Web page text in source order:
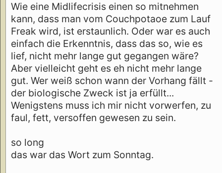
Wie eine Midlifecrisis einen so mitnehmen
kann, dass man vom Couchpotaoe zum Lauf
Freak wird, ist erstaunlich. Oder war es auch
einfach die Erkenntnis, dass das so, wie es
lief, nicht mehr lange gut gegangen wäre?
Aber vielleicht geht es eh nicht mehr lange
gut. Wer weiß schon wann der Vorhang fällt -
der biologische Zweck ist ja erfüllt...
Wenigstens muss ich mir nicht vorwerfen, zu
faul, fett, versoffen gewesen zu sein.
so long
das war das Wort zum Sonntag.